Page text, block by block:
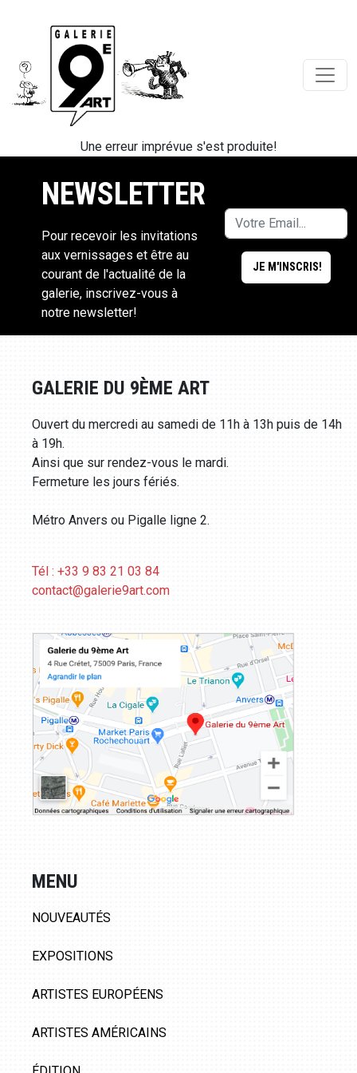
Une erreur imprévue s'est produite!
NEWSLETTER
Pour recevoir les invitations
aux vernissages et être au
courant de l'actualité de la
galerie, inscrivez-vous à
notre newsletter!
GALERIE DU 9ÈME ART
Ouvert du mercredi au samedi de 11h à 13h puis de 14h
à 19h.
Ainsi que sur rendez-vous le mardi.
Fermeture les jours fériés.
Métro Anvers ou Pigalle ligne 2.
Tél : +33 9 83 21 03 84
contact@galerie9art.com
MENU
NOUVEAUTÉS
EXPOSITIONS
ARTISTES EUROPÉENS
ARTISTES AMÉRICAINS